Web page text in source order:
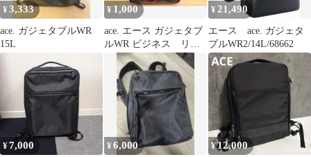
¥3,333
ace. ガジェタブルWR
15L
¥1,000
ace. エース ガジェタブ
ルWR ビジネス リュ
ック バックパック
¥ 21,490
エース ace. ガジェタ
ブルWR2/14L/68662
¥7,000 ¥6,000 ¥12,000